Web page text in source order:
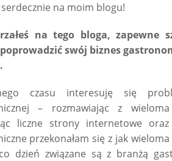
na moim blogu!
na tego bloga,
swój biznes
czasu interesuję się
– rozmawiając z
liczne strony internetowe
przekonałam się z jak
dzień związane są z branżą